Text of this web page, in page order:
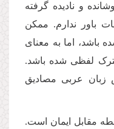
و نادیده گرفته
باور ندارم. ممکن
اما به معنای
لفظی شده باشد.
زبان عربی مصادیق
مقابل ایمان است.